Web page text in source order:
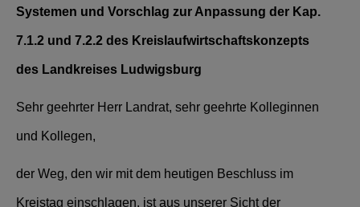
Systemen und Vorschlag zur Anpassung der Kap.
7.1.2 und 7.2.2 des Kreislaufwirtschaftskonzepts
des Landkreises Ludwigsburg
Sehr geehrter Herr Landrat, sehr geehrte Kolleginnen
und Kollegen,
der Weg, den wir mit dem heutigen Beschluss im
Kreistag einschlagen, ist aus unserer Sicht der